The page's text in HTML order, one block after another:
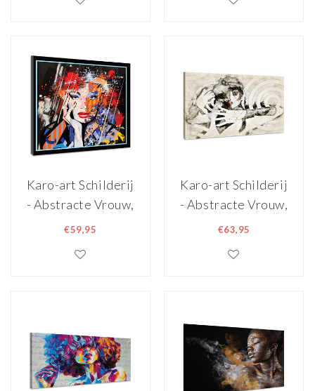
Print, Abstracte
slaapkamer,
wandecoratie
bubbel plastic en
Karo-art Schilderij
- Abstracte Vrouw,
Graffiti, Premium
wanddecoratie
€59,95
Karo-art Schilderij
- Abstracte Vrouw,
Rotate, Ground,
wanddecoratie
€63,95